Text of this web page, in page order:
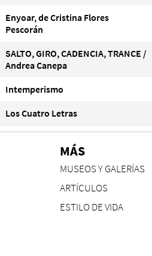
Enyoar, de Cristina Flores
Pescorán
SALTO, GIRO, CADENCIA, TRANCE /
Andrea Canepa
Intemperismo
Los Cuatro Letras
MÁS
MUSEOS Y GALERÍAS
ARTÍCULOS
ESTILO DE VIDA